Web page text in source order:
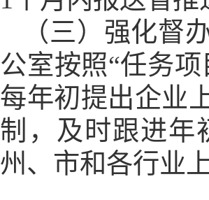
（三）强化督
公室按照“任务
每年初提出企业
制，及时跟进年
州、市和各行业